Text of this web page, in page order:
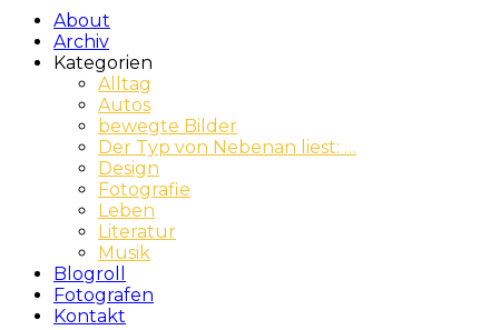
About
Archiv
Kategorien
Alltag
Autos
bewegte Bilder
Der Typ von Nebenan liest: …
Design
Fotografie
Leben
Literatur
Musik
Blogroll
Fotografen
Kontakt